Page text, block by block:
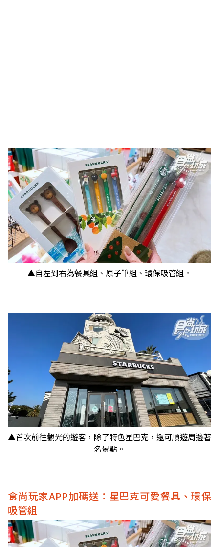
▲自左到右為餐具組、原子筆組、環保吸管組。
▲首次前往觀光的遊客，除了特色星巴克，還可順遊周邊著
名景點。
食尚玩家APP加碼送：星巴克可愛餐具、環保
吸管組